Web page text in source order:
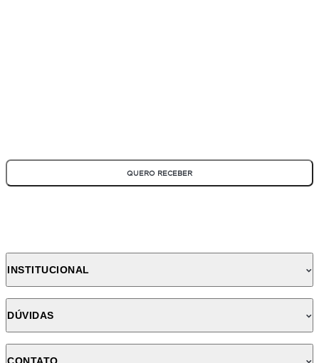
QUERO RECEBER
INSTITUCIONAL
DÚVIDAS